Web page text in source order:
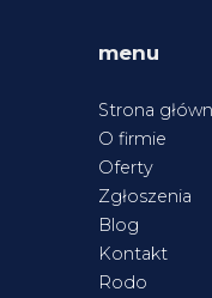
menu
Strona
O firmie
Oferty
Zgłoszenia
Blog
Kontakt
Rodo